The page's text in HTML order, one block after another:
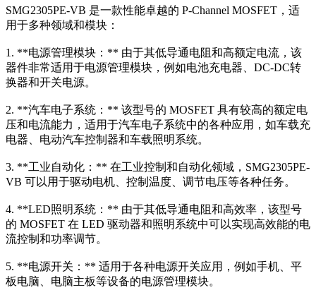
SMG2305PE-VB 是一款性能卓越的 P-Channel MOSFET，适
用于多种领域和模块：
1. **电源管理模块：** 由于其低导通电阻和高额定电流，该
器件非常适用于电源管理模块，例如电池充电器、DC-DC转
换器和开关电源。
2. **汽车电子系统：** 该型号的 MOSFET 具有较高的额定电
压和电流能力，适用于汽车电子系统中的各种应用，如车载充
电器、电动汽车控制器和车载照明系统。
3. **工业自动化：** 在工业控制和自动化领域，SMG2305PE-
VB 可以用于驱动电机、控制温度、调节电压等各种任务。
4. **LED照明系统：** 由于其低导通电阻和高效率，该型号
的 MOSFET 在 LED 驱动器和照明系统中可以实现高效能的电
流控制和功率调节。
5. **电源开关：** 适用于各种电源开关应用，例如手机、平
板电脑、电脑主板等设备的电源管理模块。